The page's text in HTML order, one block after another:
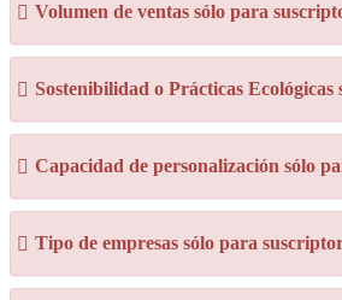
Volumen de ventas sólo para
Sostenibilidad o Prácticas Ecológicas
Capacidad de personalización sólo
Tipo de empresas sólo para